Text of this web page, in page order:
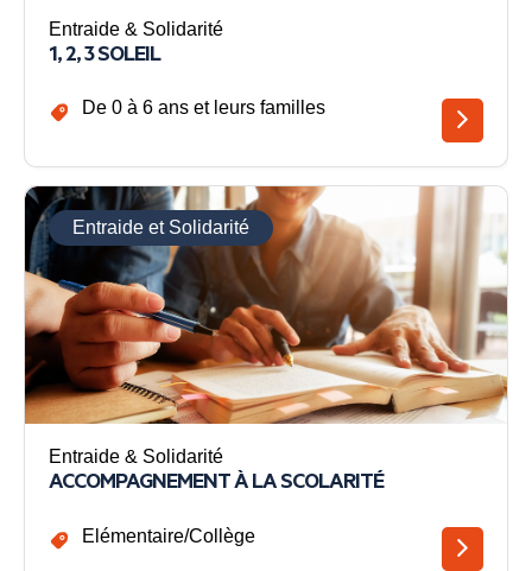
Entraide & Solidarité
1, 2, 3 SOLEIL
De 0 à 6 ans et leurs familles
Entraide et Solidarité
Entraide & Solidarité
ACCOMPAGNEMENT À LA SCOLARITÉ
Elémentaire/Collège